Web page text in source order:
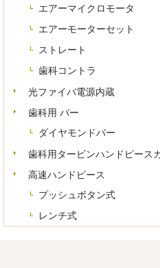
エアーマイクロモータ
エアーモーターセット
ストレート
歯科コントラ
光ファイバ電源内蔵
歯科用 バー
ダイヤモンドバー
歯科用タービンハンドピース
高速ハンドピース
プッシュボタン式
レンチ式